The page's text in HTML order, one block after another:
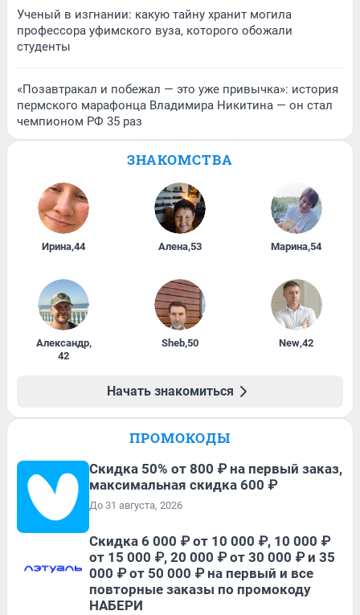
Ученый в изгнании: какую тайну хранит могила
профессора уфимского вуза, которого обожали
студенты
«Позавтракал и побежал — это уже привычка»: история
пермского марафонца Владимира Никитина — он стал
чемпионом РФ 35 раз
ЗНАКОМСТВА
Ирина,44 Алена,53 Марина,54
Александр,
42
Sheb,50 New,42
Начать знакомиться
ПРОМОКОДЫ
Скидка 50% от 800 ₽ на первый заказ,
максимальная скидка 600 ₽
До 31 августа, 2026
Скидка 6 000 ₽ от 10 000 ₽, 10 000 ₽
от 15 000 ₽, 20 000 ₽ от 30 000 ₽ и 35
000 ₽ от 50 000 ₽ на первый и все
повторные заказы по промокоду
НАБЕРИ